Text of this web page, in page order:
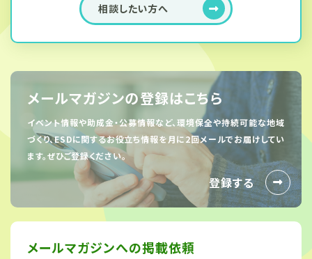
相談したい方へ
メールマガジンの登録はこちら
イベント情報や助成金・公募情報など、環境保全や持続可能な地域
づくり、ESDに関するお役立ち情報を月に2回メールでお届けしてい
ます。ぜひご登録ください。
登録する
メールマガジンへの掲載依頼